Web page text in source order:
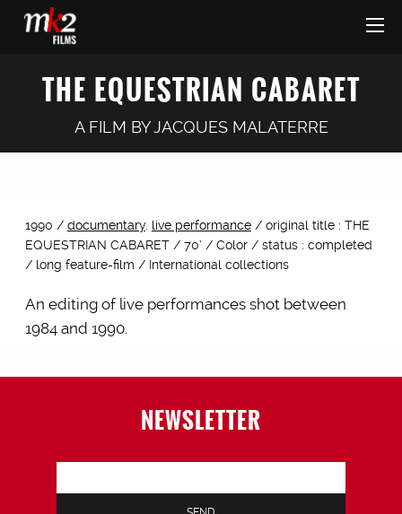
THE EQUESTRIAN CABARET
A FILM BYJACQUES MALATERRE
1990 / documentary. live performance/ original title : THE
EQUESTRIAN CABARET / 70’ / Color / status : completed
/ long feature-film / International collections
An editing of live performances shot between
1984 and 1990.
NEWSLETTER